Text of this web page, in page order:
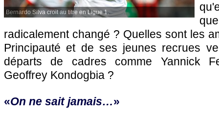
Bernardo Silva croit au titre en Ligue 1.
radicalement changé ? Quelles sont les
Principauté et de ses jeunes recrues
départs de cadres comme Yannick
Geoffrey Kondogbia ?
«On ne sait jamais…»